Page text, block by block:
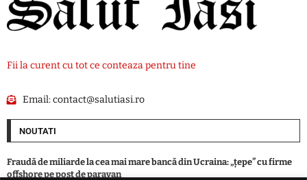
Fii la curent cu tot ce conteaza pentru tine
Email:contact@salutiasi.ro
NOUTATI
Fraudă de miliarde la cea mai mare bancă din Ucraina: „țepe” cu firme
offshore pe post de paravan